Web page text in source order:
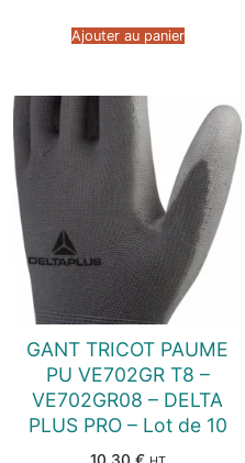
Ajouter au panier
GANT TRICOT PAUME
PU VE702GR T8 –
VE702GR08 – DELTA
PLUS PRO – Lot de 10